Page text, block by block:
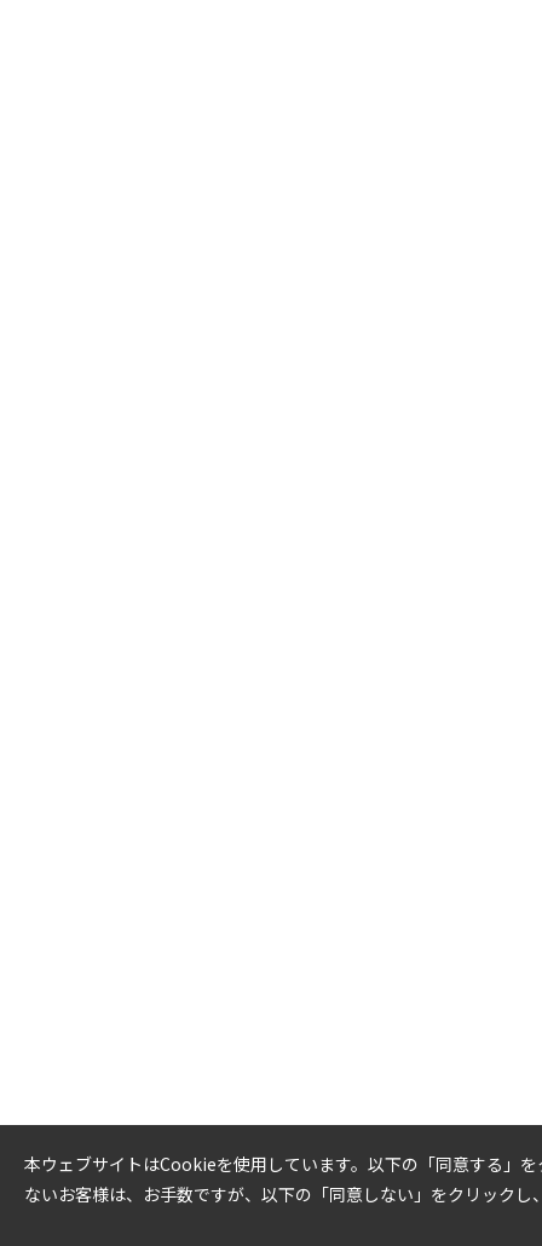
本ウェブサイトはCookieを使用しています。以下の「同意する」
ないお客様は、お手数ですが、以下の「同意しない」をクリックし